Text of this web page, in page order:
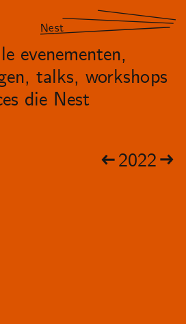
Nest
evenementen,
talks, workshops
die Nest
2022